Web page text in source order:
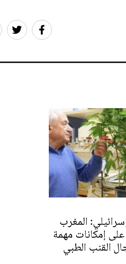
المغرب
إمكانات مهمة
القنب الطبي